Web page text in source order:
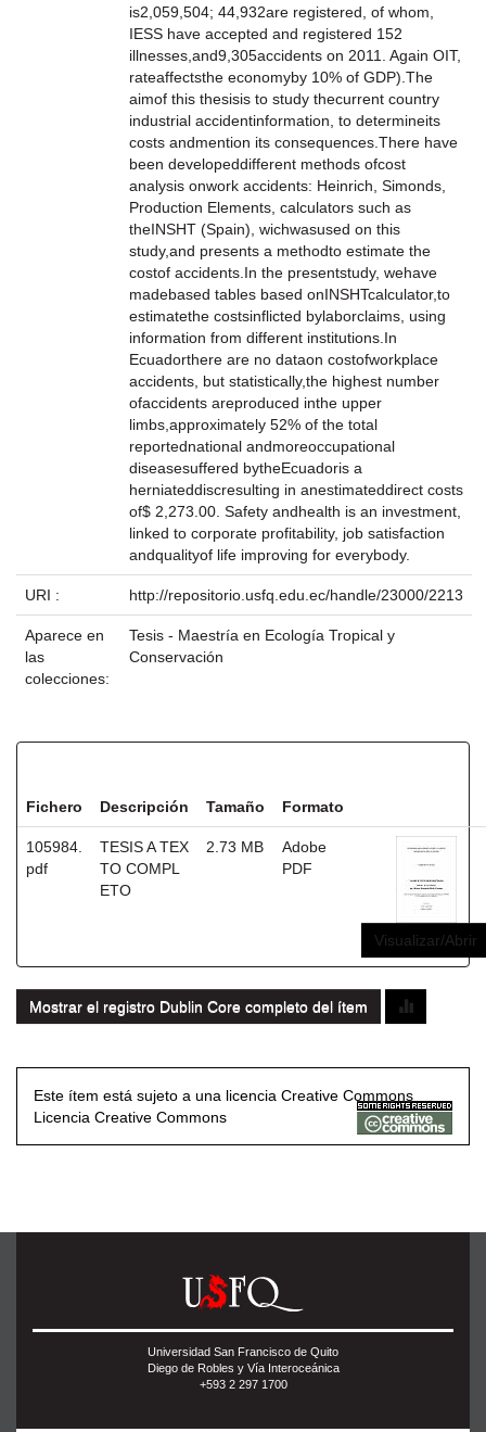
is2,059,504; 44,932are registered, of whom,
IESS have accepted and registered 152
illnesses,and9,305accidents on 2011. Again OIT,
rateaffectsthe economyby 10% of GDP).The
aimof this thesisis to study thecurrent country
industrial accidentinformation, to determineits
costs andmention its consequences.There have
been developeddifferent methods ofcost
analysis onwork accidents: Heinrich, Simonds,
Production Elements, calculators such as
theINSHT (Spain), wichwasused on this
study,and presents a methodto estimate the
costof accidents.In the presentstudy, wehave
madebased tables based onINSHTcalculator,to
estimatethe costsinflicted bylaborclaims, using
information from different institutions.In
Ecuadorthere are no dataon costofworkplace
accidents, but statistically,the highest number
ofaccidents areproduced inthe upper
limbs,approximately 52% of the total
reportednational andmoreoccupational
diseasesuffered bytheEcuadoris a
herniateddiscresulting in anestimateddirect costs
of$ 2,273.00. Safety andhealth is an investment,
linked to corporate profitability, job satisfaction
andqualityof life improving for everybody.
URI : http://repositorio.usfq.edu.ec/handle/23000/2213
Aparece en
las
colecciones:
Tesis - Maestría en Ecología Tropical y
Conservación
Fichero Descripción Tamaño Formato
105984.
pdf
TESIS A TEX
TO COMPL
ETO
2.73 MB
Adobe
PDF
Visualizar/Abrir
Mostrar el registro Dublin Core completo del ítem
Este ítem está sujeto a una licencia Creative Commons
Licencia Creative Commons
Universidad San Francisco de Quito
Diego de Robles y Vía Interoceánica
+593 2 297 1700